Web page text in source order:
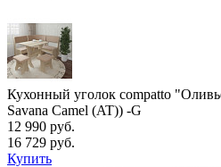
Кухонный уголок compatto
Savana Camel (AT)) -G
12 990 руб.
16 729 руб.
Купить